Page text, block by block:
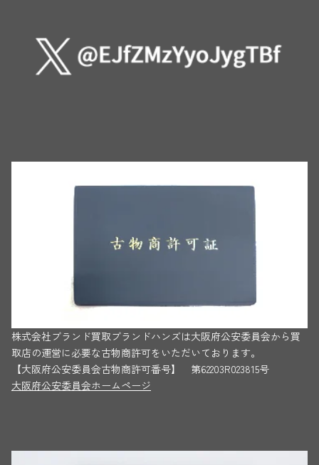
株式会社ブランド買取ブランドハンズは大阪府公安委員会から買
取店の運営に必要な古物商許可をいただいております。
【大阪府公安委員会古物商許可番号】 第62203R023815号
大阪府公安委員会ホームページ